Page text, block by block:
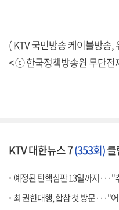
( KTV 국민방송 케이블방송,
< ⓒ 한국정책방송원 무단전
KTV 대한뉴스 7(353회)
예정된 탄핵심판 13일까지···"
최 권한대행, 합참 첫 방문···"